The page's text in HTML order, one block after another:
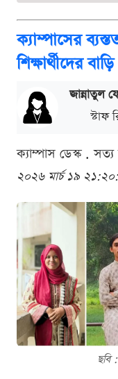
ক্যাম্পাসের
শিক্ষার্থীদের
জান্নাতুল
স্টাফ
ক্যাম্পাস ডেস্ক .
২০২৬ মার্চ ১৯
ছবি